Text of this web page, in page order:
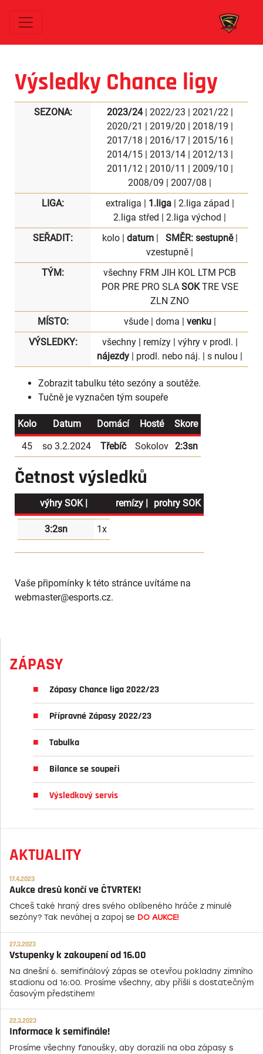
Výsledky Chance ligy
SEZONA: 2023/24| 2022/23 | 2021/22|
2020/21 | 2019/20 | 2018/19 |
2017/18 | 2016/17| 2015/16|
2014/15| 2013/14| 2012/13 |
2011/12| 2010/11 | 2009/10 |
2008/09 | 2007/08 |
LIGA:
extraliga | 1.liga| 2.liga západ |
2.liga střed | 2.liga východ |
SEŘADIT:
kolo| datum| SMĚR: sestupně|
vzestupně |
TÝM:
všechny FRM JIH KOL LTM PCB
POR PRE PRO SLA SOK TRE VSE
ZLN ZNO
MÍSTO:
všude| doma | venku|
VÝSLEDKY:
všechny| remízy| výhry v prodl. |
nájezdy | prodl. nebo náj. | s nulou |
Zobrazit tabulku této sezóny a soutěže.
Tučně je vyznačen tým soupeře
Kolo Datum Domácí Hosté
Skore
45
so 3.2.2024 Třebíč Sokolov 2:3sn
Četnost výsledků
výhry SOK | remízy | prohry SOK
3:2sn 1x
Vaše připomínky k této stránce uvítáme na
webmaster@esports.cz.
ZÁPASY
Zápasy Chance liga 2022/23
Přípravné Zápasy 2022/23
Tabulka
Bilance se soupeři
Výsledkový servis
AKTUALITY
17.4.2023
Aukce dresů končí ve ČTVRTEK!
Chceš také hraný dres svého oblíbeného hráče z minulé
sezóny? Tak neváhej a zapoj se DO AUKCE!
27.3.2023
Vstupenky k zakoupení od 16.00
Na dnešní 6. semifinálový zápas se otevřou pokladny zimního
stadionu od 16:00. Prosíme všechny, aby přišli s dostatečným
časovým předstihem!
22.3.2023
Informace k semifinále!
Prosíme všechny fanoušky, aby dorazili na oba zápasy s